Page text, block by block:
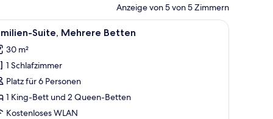
Anzeige von 5 von 5 Zimmern
Schreibtisch und einem Badezimmer.Ein modernes Hotelzimmer mit einem
5 Suite, Mehrere Betten
30 m²
1 Schlafzimmer
Platz für 6 Personen
1 King-Bett und 2 Queen-Betten
Kostenloses WLAN